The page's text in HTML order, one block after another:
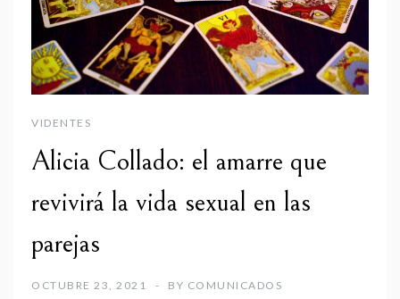
VIDENTES
Alicia Collado: el amarre que
revivirá la vida sexual en las
parejas
OCTUBRE 23, 2021 BY COMUNICADOS